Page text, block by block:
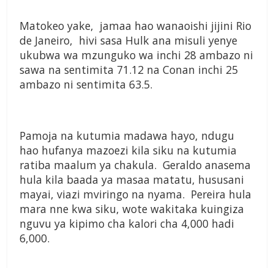
Matokeo yake, jamaa hao wanaoishi jijini Rio
de Janeiro, hivi sasa Hulk ana misuli yenye
ukubwa wa mzunguko wa inchi 28 ambazo ni
sawa na sentimita 71.12 na Conan inchi 25
ambazo ni sentimita 63.5.
Pamoja na kutumia madawa hayo, ndugu
hao hufanya mazoezi kila siku na kutumia
ratiba maalum ya chakula. Geraldo anasema
hula kila baada ya masaa matatu, hususani
mayai, viazi mviringo na nyama. Pereira hula
mara nne kwa siku, wote wakitaka kuingiza
nguvu ya kipimo cha kalori cha 4,000 hadi
6,000.